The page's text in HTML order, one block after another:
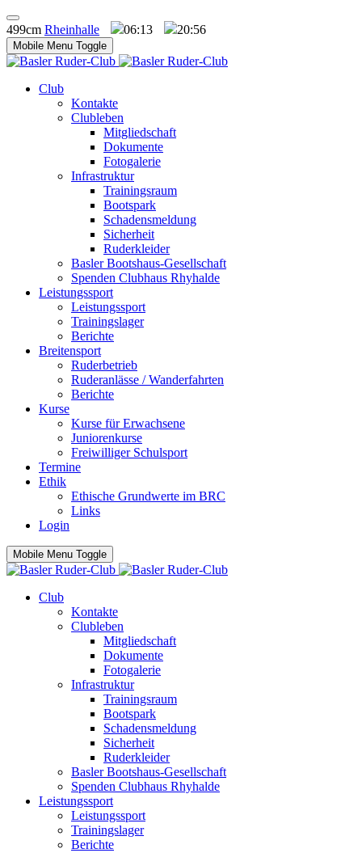
499cm Rheinhalle 06:13 20:56
Mobile Menu Toggle
Club
Kontakte
Clubleben
Mitgliedschaft
Dokumente
Fotogalerie
Infrastruktur
Trainingsraum
Bootspark
Schadensmeldung
Sicherheit
Ruderkleider
Basler Bootshaus-Gesellschaft
Spenden Clubhaus Rhyhalde
Leistungssport
Leistungssport
Trainingslager
Berichte
Breitensport
Ruderbetrieb
Ruderanlässe / Wanderfahrten
Berichte
Kurse
Kurse für Erwachsene
Juniorenkurse
Freiwilliger Schulsport
Termine
Ethik
Ethische Grundwerte im BRC
Links
Login
Mobile Menu Toggle
Club
Kontakte
Clubleben
Mitgliedschaft
Dokumente
Fotogalerie
Infrastruktur
Trainingsraum
Bootspark
Schadensmeldung
Sicherheit
Ruderkleider
Basler Bootshaus-Gesellschaft
Spenden Clubhaus Rhyhalde
Leistungssport
Leistungssport
Trainingslager
Berichte